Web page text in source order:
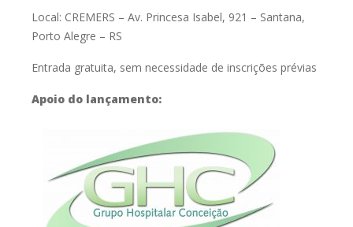
Local: CREMERS –Av. Princesa Isabel, 921 – Santana,
Porto Alegre – RS
Entrada gratuita, sem necessidade de inscrições prévias
Apoio do lançamento: